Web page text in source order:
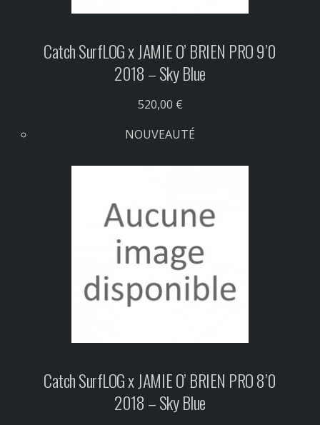
Catch SurfLOG x JAMIE O’ BRIEN PRO 9’0
2018 – Sky Blue
520,00 €
NOUVEAUTÉ
Catch SurfLOG x JAMIE O’ BRIEN PRO 8’0
2018 – Sky Blue